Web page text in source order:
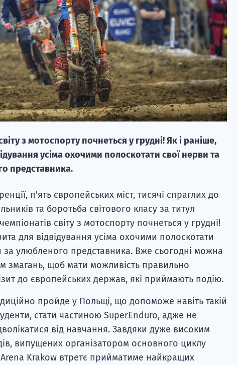
з мотоспорту почнеться у грудні! Як і раніше,
усіма охочими полоскотати свої нерви та
представника.
п'ять європейських міст, тисячі спраглих до
та боротьба світового класу за титул
світу з мотоспорту почнеться у грудні!
для відвідування усіма охочими полоскотати
за улюбленого представника. Вже сьогодні можна
змагань, щоб мати можливість правильно
до європейських держав, які приймають подію.
пройде у Польщі, що допоможе навіть такій
стати частиною SuperEnduro, адже не
від навчання. Завдяки дуже високим
випущених організатором основного циклу
Arena Krakow втретє прийматиме найкращих